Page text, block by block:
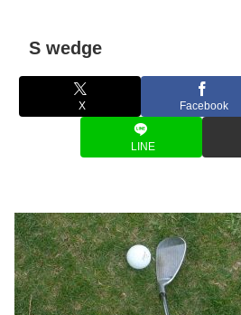
S wedge
X Facebook
LINE